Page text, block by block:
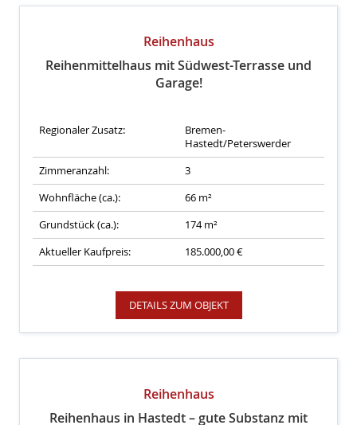
Reihenhaus
Reihenmittelhaus mit Südwest-Terrasse und
Garage!
Regionaler Zusatz:
Bremen-
Hastedt/Peterswerder
Zimmeranzahl:
3
Wohnfläche (ca.):
66 m²
Grundstück (ca.):
174 m²
Aktueller Kaufpreis:
185.000,00 €
DETAILS ZUM OBJEKT
Reihenhaus
Reihenhaus in Hastedt – gute Substanz mit